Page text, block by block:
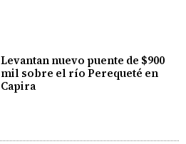
Levantan nuevo puente de $900
mil sobre el río Perequeté en
Capira